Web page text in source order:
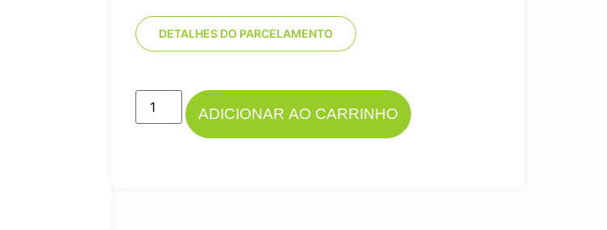
DETALHES DO PARCELAMENTO
ADICIONAR AO CARRINHO